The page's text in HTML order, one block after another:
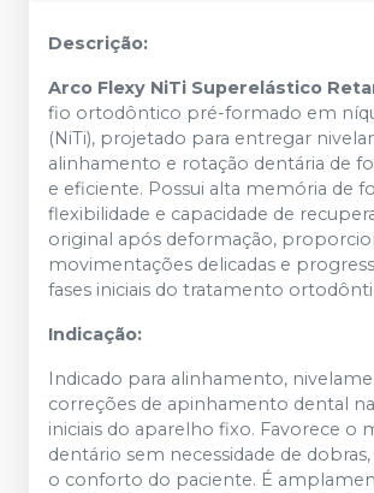
Descrição:
Arco Flexy NiTi Superelástico
fio ortodôntico pré-formado em
(NiTi), projetado para entregar
alinhamento e rotação dentária de
e eficiente. Possui alta memória de
flexibilidade e capacidade de
original após deformação,
movimentações delicadas e
fases iniciais do tratamento
Indicação:
Indicado para alinhamento,
correções de apinhamento dental
iniciais do aparelho fixo. Favorece o
dentário sem necessidade de
o conforto do paciente. É